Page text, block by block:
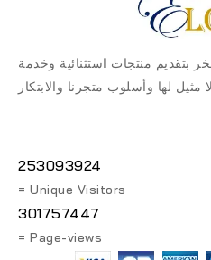
بتقديم منتجات استثنائية وخدمة
253093924
= Unique Visitors
301757447
= Page-views